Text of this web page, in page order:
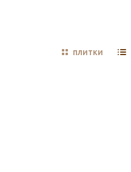
плитки